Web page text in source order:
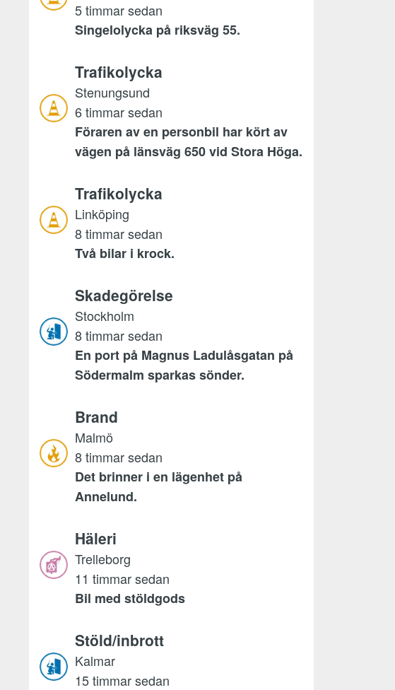
5 timmar sedan
Singelolycka på riksväg 55.
Trafikolycka
Stenungsund
6 timmar sedan
Föraren av en personbil har kört av
vägen på länsväg 650 vid Stora Höga.
Trafikolycka
Linköping
8 timmar sedan
Två bilar i krock.
Skadegörelse
Stockholm
8 timmar sedan
En port på Magnus Ladulåsgatan på
Södermalm sparkas sönder.
Brand
Malmö
8 timmar sedan
Det brinner i en lägenhet på
Annelund.
Häleri
Trelleborg
11 timmar sedan
Bil med stöldgods
Stöld/inbrott
Kalmar
15 timmar sedan